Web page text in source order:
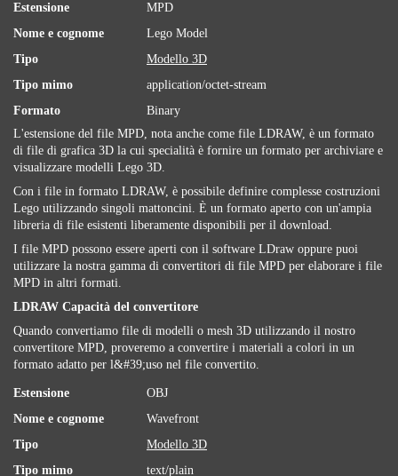
Estensione
MPD
Nome e cognome
Lego Model
Tipo
Modello 3D
Tipo mimo
application/octet-stream
Formato
Binary
L'estensione del file MPD, nota anche come file LDRAW, è un formato
di file di grafica 3D la cui specialità è fornire un formato per archiviare e
visualizzare modelli Lego 3D.
Con i file in formato LDRAW, è possibile definire complesse costruzioni
Lego utilizzando singoli mattoncini. È un formato aperto con un'ampia
libreria di file esistenti liberamente disponibili per il download.
I file MPD possono essere aperti con il software LDraw oppure puoi
utilizzare la nostra gamma di convertitori di file MPD per elaborare i file
MPD in altri formati.
LDRAW Capacità del convertitore
Quando convertiamo file di modelli o mesh 3D utilizzando il nostro
convertitore MPD, proveremo a convertire i materiali a colori in un
formato adatto per l&#39;uso nel file convertito.
Estensione
OBJ
Nome e cognome
Wavefront
Tipo
Modello 3D
Tipo mimo
text/plain